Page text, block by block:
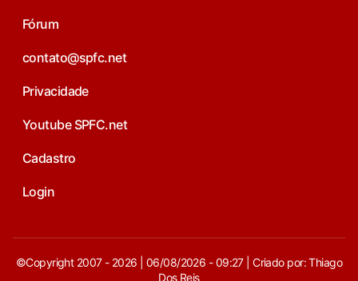
Fórum
contato@spfc.net
Privacidade
Youtube SPFC.net
Cadastro
Login
©Copyright 2007 - 2026 | 06/08/2026 - 09:27 | Criado por: Thiago
Dos Reis